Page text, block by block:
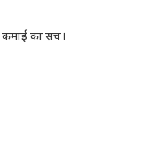
का सच।